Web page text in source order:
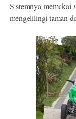
Sistemnya memakai
mengelilingi taman